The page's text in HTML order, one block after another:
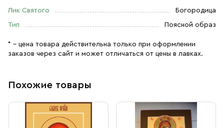
Лик Святого Богородица
Тип Поясной образ
* – цена товара действительна только при оформлении
заказов через сайт и может отличаться от цены в лавках.
Похожие товары